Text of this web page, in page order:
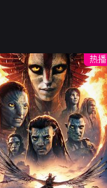
、资源积累和军事扩张，
敌对玩家和各种怪物，并
周旋于光明教会、守望
鲜血军团等各方势力中，
北境霸主，实现“全民大
代”，在冰封末世中打造
农业、工业、魔法、科技
体的完美领地。
热播